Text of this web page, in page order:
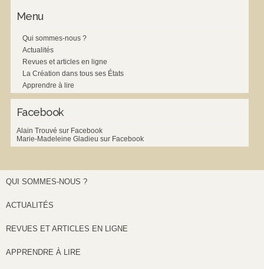
Menu
Qui sommes-nous ?
Actualités
Revues et articles en ligne
La Création dans tous ses États
Apprendre à lire
Facebook
Alain Trouvé sur Facebook
Marie-Madeleine Gladieu sur Facebook
QUI SOMMES-NOUS ?
ACTUALITÉS
REVUES ET ARTICLES EN LIGNE
APPRENDRE À LIRE